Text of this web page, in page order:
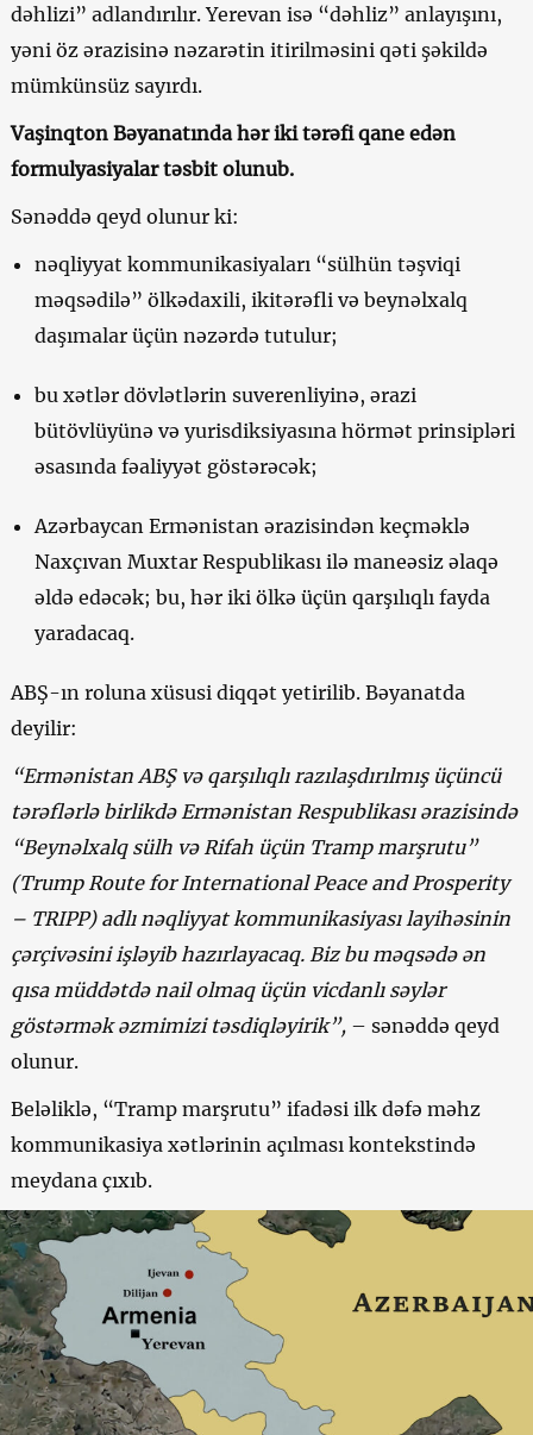
dəhlizi” adlandırılır. Yerevan isə “dəhliz” anlayışını,
yəni öz ərazisinə nəzarətin itirilməsini qəti şəkildə
mümkünsüz sayırdı.
Vaşinqton Bəyanatında hər iki tərəfi qane edən
formulyasiyalar təsbit olunub.
Sənəddə qeyd olunur ki:
nəqliyyat kommunikasiyaları “sülhün təşviqi
məqsədilə” ölkədaxili, ikitərəfli və beynəlxalq
daşımalar üçün nəzərdə tutulur;
bu xətlər dövlətlərin suverenliyinə, ərazi
bütövlüyünə və yurisdiksiyasına hörmət prinsipləri
əsasında fəaliyyət göstərəcək;
Azərbaycan Ermənistan ərazisindən keçməklə
Naxçıvan Muxtar Respublikası ilə maneəsiz əlaqə
əldə edəcək; bu, hər iki ölkə üçün qarşılıqlı fayda
yaradacaq.
ABŞ-ın roluna xüsusi diqqət yetirilib. Bəyanatda
deyilir:
“Ermənistan ABŞ və qarşılıqlı razılaşdırılmış üçüncü
tərəflərlə birlikdə Ermənistan Respublikası ərazisində
“Beynəlxalq sülh və Rifah üçün Tramp marşrutu”
(Trump Route for International Peace and Prosperity
– TRIPP) adlı nəqliyyat kommunikasiyası layihəsinin
çərçivəsini işləyib hazırlayacaq. Biz bu məqsədə ən
qısa müddətdə nail olmaq üçün vicdanlı səylər
göstərmək əzmimizi təsdiqləyirik”,– sənəddə qeyd
olunur.
Beləliklə, “Tramp marşrutu” ifadəsi ilk dəfə məhz
kommunikasiya xətlərinin açılması kontekstində
meydana çıxıb.